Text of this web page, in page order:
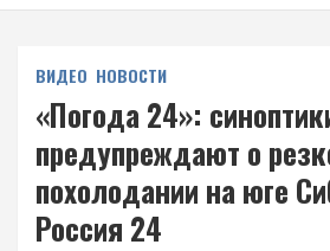
ВИДЕО НОВОСТИ
«Погода 24»:
предупреждают о
похолодании на юге
Россия 24